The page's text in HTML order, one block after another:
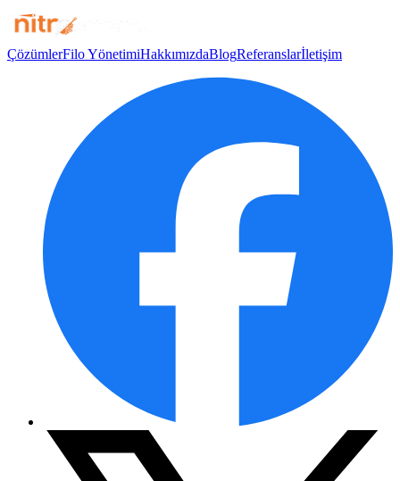
ÇözümlerFilo YönetimiHakkımızdaBlogReferanslarİletişim